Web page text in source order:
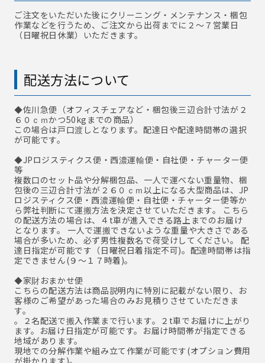
ご注文をいただいた後にクリーニング・メンテナンス・梱包
作業などを行うため、ご注文から出荷までに２～７営業日
（日曜祝日休業）いただきます。
配送方法について
◆佐川急便 （オフィスチェアなど・梱包後三辺合計寸法が２
６０ｃｍかつ50kgまでの商品）
この場合は戸口渡しとなります。配達日や配達時間帯の選択
が可能です。
◆JPロジスティクス便・西濃運輸便・自社便・チャーター便
等
複数口のセット品や分解梱包品、一人で運べない重量物、梱
包後の三辺合計寸法が２６０ｃｍ以上になる大型商品は、JP
ロジスティクス便・西濃運輸便・自社便・チャーター便等か
ら弊社判断にて運搬方法を決定させていただきます。 こちら
の配送方法の場合は、４t車が進入できる路上までのお届け
となります。 一人で運搬できないような重量や大きさである
場合が多いため、必ず男性複数名で荷受けしてください。 配
達日指定が可能です（日曜祝日着指定不可)。配達時間帯は指
定できません(９～１７時着)。
◆家財おまかせ便
こちらの配送方法は商品説明内に特別に記載がない限り、お
客様のご希望があった場合のみお見積りさせていただきま
す。
。２名配送で搬入作業まで行います。２t車でお届けに上がり
ます。お届け日指定が可能です。お届け時間帯が指定できる
地域があります。
現地での分解作業や組み立て作業が可能です(オプション費用
が掛かります)。